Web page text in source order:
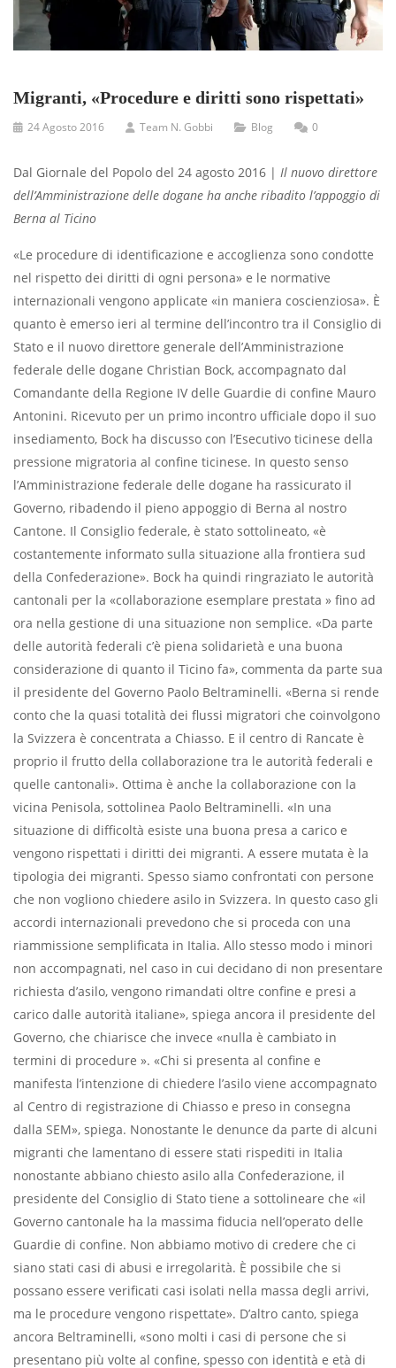
Migranti, «Procedure e diritti sono rispettati»
24 Agosto 2016 Team N. Gobbi Blog 0
Dal Giornale del Popolo del 24 agosto 2016 | Il nuovo direttore
dell’Amministrazione delle dogane ha anche ribadito l’appoggio di
Berna al Ticino
«Le procedure di identificazione e accoglienza sono condotte
nel rispetto dei diritti di ogni persona» e le normative
internazionali vengono applicate «in maniera coscienziosa». È
quanto è emerso ieri al termine dell’incontro tra il Consiglio di
Stato e il nuovo direttore generale dell’Amministrazione
federale delle dogane Christian Bock, accompagnato dal
Comandante della Regione IV delle Guardie di confine Mauro
Antonini. Ricevuto per un primo incontro ufficiale dopo il suo
insediamento, Bock ha discusso con l’Esecutivo ticinese della
pressione migratoria al confine ticinese. In questo senso
l’Amministrazione federale delle dogane ha rassicurato il
Governo, ribadendo il pieno appoggio di Berna al nostro
Cantone. Il Consiglio federale, è stato sottolineato, «è
costantemente informato sulla situazione alla frontiera sud
della Confederazione». Bock ha quindi ringraziato le autorità
cantonali per la «collaborazione esemplare prestata » fino ad
ora nella gestione di una situazione non semplice. «Da parte
delle autorità federali c’è piena solidarietà e una buona
considerazione di quanto il Ticino fa», commenta da parte sua
il presidente del Governo Paolo Beltraminelli. «Berna si rende
conto che la quasi totalità dei flussi migratori che coinvolgono
la Svizzera è concentrata a Chiasso. E il centro di Rancate è
proprio il frutto della collaborazione tra le autorità federali e
quelle cantonali». Ottima è anche la collaborazione con la
vicina Penisola, sottolinea Paolo Beltraminelli. «In una
situazione di difficoltà esiste una buona presa a carico e
vengono rispettati i diritti dei migranti. A essere mutata è la
tipologia dei migranti. Spesso siamo confrontati con persone
che non vogliono chiedere asilo in Svizzera. In questo caso gli
accordi internazionali prevedono che si proceda con una
riammissione semplificata in Italia. Allo stesso modo i minori
non accompagnati, nel caso in cui decidano di non presentare
richiesta d’asilo, vengono rimandati oltre confine e presi a
carico dalle autorità italiane», spiega ancora il presidente del
Governo, che chiarisce che invece «nulla è cambiato in
termini di procedure ». «Chi si presenta al confine e
manifesta l’intenzione di chiedere l’asilo viene accompagnato
al Centro di registrazione di Chiasso e preso in consegna
dalla SEM», spiega. Nonostante le denunce da parte di alcuni
migranti che lamentano di essere stati rispediti in Italia
nonostante abbiano chiesto asilo alla Confederazione, il
presidente del Consiglio di Stato tiene a sottolineare che «il
Governo cantonale ha la massima fiducia nell’operato delle
Guardie di confine. Non abbiamo motivo di credere che ci
siano stati casi di abusi e irregolarità. È possibile che si
possano essere verificati casi isolati nella massa degli arrivi,
ma le procedure vengono rispettate». D’altro canto, spiega
ancora Beltraminelli, «sono molti i casi di persone che si
presentano più volte al confine, spesso con identità e età di